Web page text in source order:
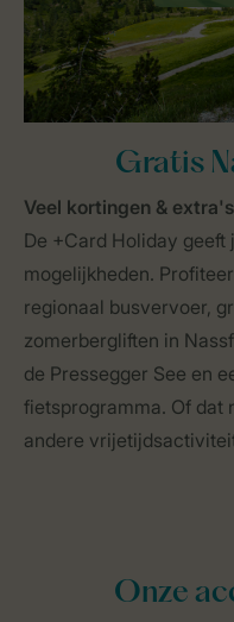
Gratis
Veel kortingen &
De +Card Holiday
mogelijkheden.
regionaal busvervoer,
zomerbergliften in
de Pressegger See en
fietsprogramma. Of dat
andere